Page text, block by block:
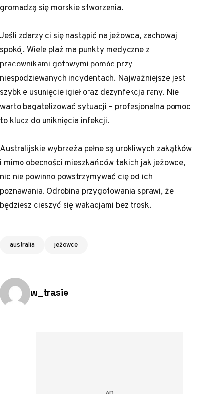
gromadzą się morskie stworzenia.
Jeśli zdarzy ci się nastąpić na jeżowca, zachowaj
spokój. Wiele plaż ma punkty medyczne z
pracownikami gotowymi pomóc przy
niespodziewanych incydentach. Najważniejsze jest
szybkie usunięcie igieł oraz dezynfekcja rany. Nie
warto bagatelizować sytuacji – profesjonalna pomoc
to klucz do uniknięcia infekcji.
Australijskie wybrzeża pełne są urokliwych zakątków
i mimo obecności mieszkańców takich jak jeżowce,
nic nie powinno powstrzymywać cię od ich
poznawania. Odrobina przygotowania sprawi, że
będziesz cieszyć się wakacjami bez trosk.
Tagi
australia jeżowce
Opublikowano przez:
w_trasie